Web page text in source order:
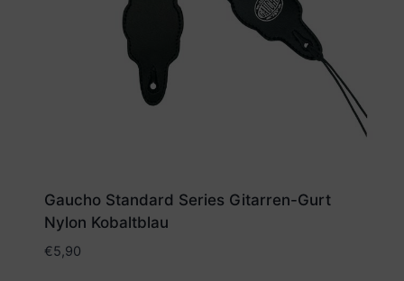
Gaucho Standard Series Gitarren-Gurt
Nylon Kobaltblau
€5,90